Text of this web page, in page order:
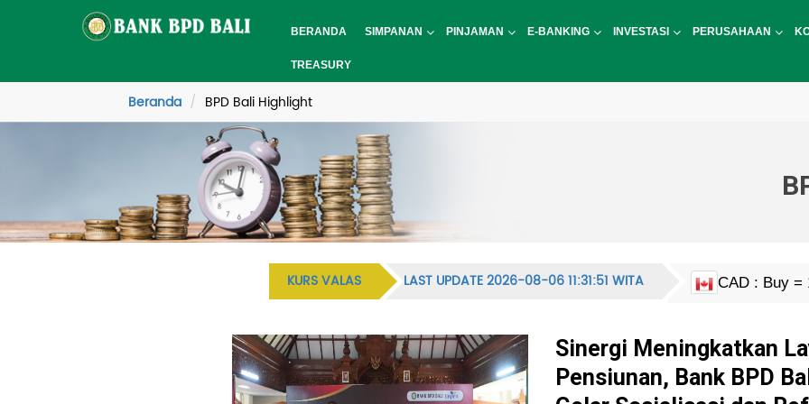
BERANDA SIMPANAN PINJAMAN E-BANKING INVESTASI PERUSAHAAN
TREASURY
Beranda BPD Bali Highlight
KURS VALAS LAST UPDATE 2026-08-06 11:31:51 WITA
CAD : Buy =
Sinergi Meningkatkan
Pensiunan, Bank BPD